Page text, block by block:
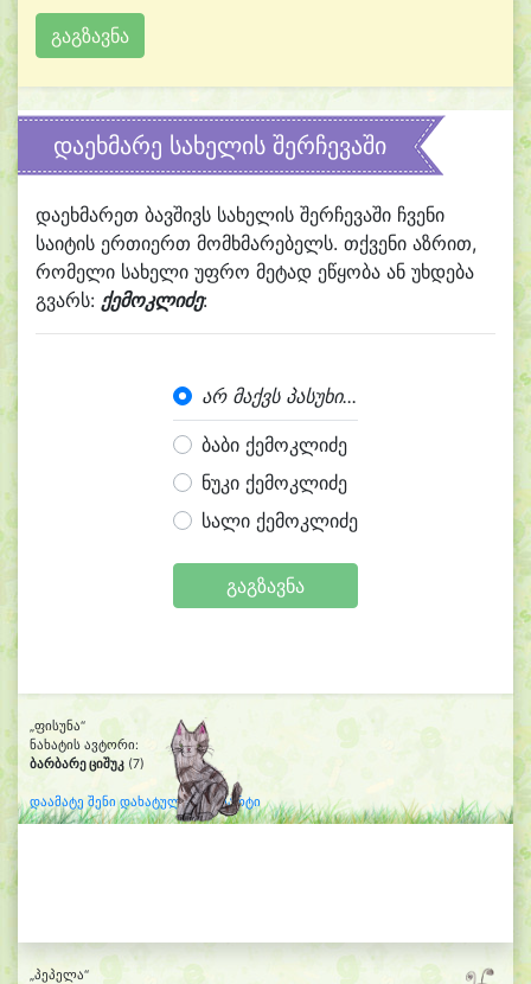
დაეხმარე სახელის შერჩევაში
დაეხმარეთ ბავშივს სახელის შერჩევაში ჩვენი
საიტის ერთიერთ მომხმარებელს. თქვენი აზრით,
რომელი სახელი უფრო მეტად ეწყობა ან უხდება
გვარს: ქემოკლიძე:
არ მაქვს პასუხი...
ბაბი ქემოკლიძე
ნუკი ქემოკლიძე
სალი ქემოკლიძე
გაგზავნა
„ფისუნა“
ნახატის ავტორი:
ბარბარე ციშუკ (7)
დაამატე შენი დახატული კლიპარტი
„პეპელა“